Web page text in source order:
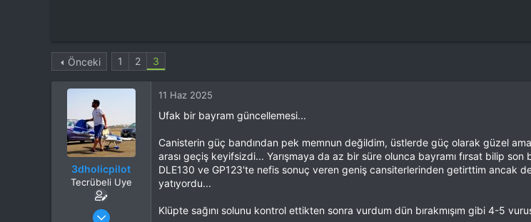
Önceki 1 2 3
3dholicpilot
Tecrübeli Uye
11 Haz 2025
Ufak bir bayram güncellemesi...
Canisterin güç bandından pek memnun değildim, üstlerde güç olarak güzel
arası geçiş keyifsizdi... Yarışmaya da az bir süre olunca bayramı fırsat bilip
DLE130 ve GP123'te nefis sonuç veren geniş cansiterlerinden getirttim ancak
yatıyordu...
Klüpte sağını solunu kontrol ettikten sonra vurdum dün bırakmışım gibi 4-5